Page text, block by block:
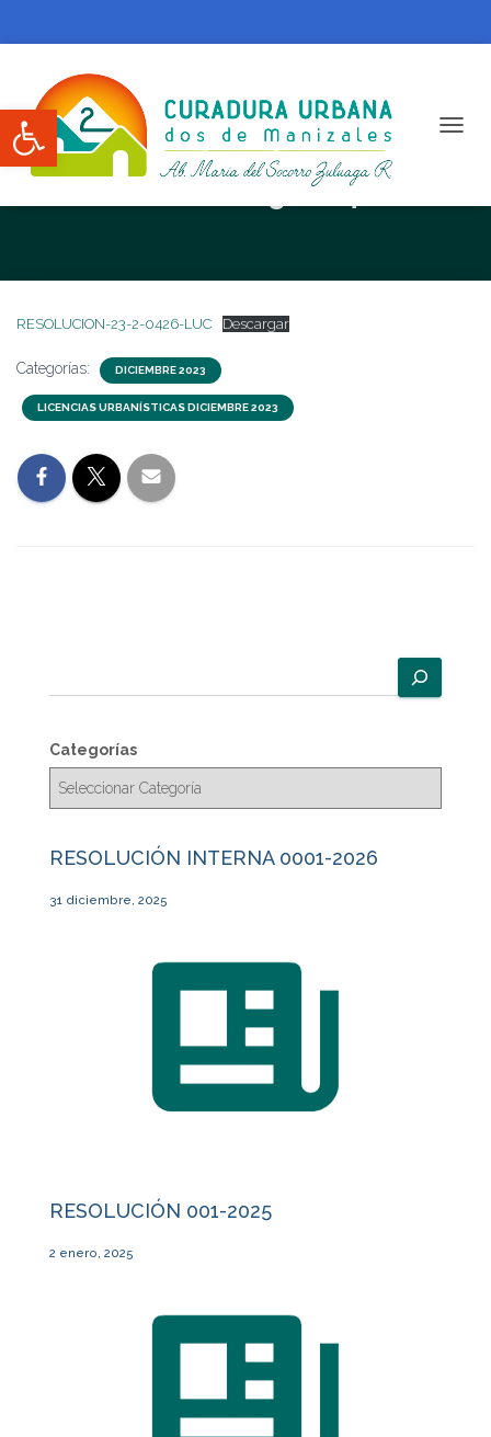
Abrir barra de herramientas
RESOLUCION N. 23-2-0426-LUC
RESOLUCION-23-2-0426-LUC Descargar
Categorías: DICIEMBRE 2023
LICENCIAS URBANÍSTICAS DICIEMBRE 2023
u
c
a
Categorías
RESOLUCIÓN INTERNA 0001-2026
31 diciembre, 2025
RESOLUCIÓN 001-2025
2 enero, 2025